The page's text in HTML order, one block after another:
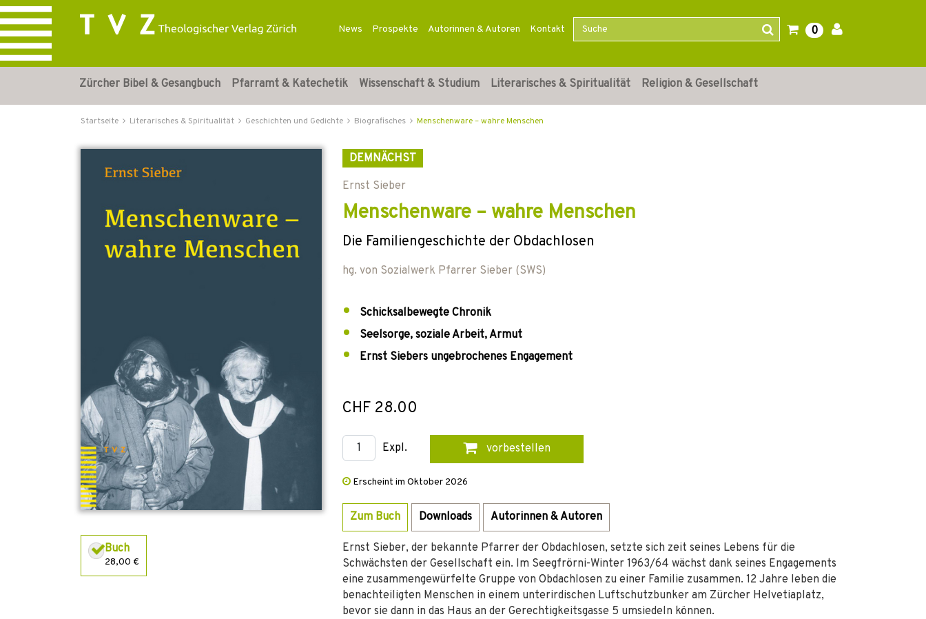
News Prospekte Autorinnen & Autoren Kontakt 0
Zürcher Bibel & Gesangbuch Pfarramt & Katechetik Wissenschaft & Studium Literarisches & Spiritualität Religion & Gesellschaft
Startseite Literarisches & Spiritualität Geschichten und Gedichte Biografisches Menschenware – wahre Menschen
Buch
28,00 €
DEMNÄCHST
Ernst Sieber
Menschenware – wahre Menschen
Die Familiengeschichte der Obdachlosen
hg. von Sozialwerk Pfarrer Sieber (SWS)
Schicksalbewegte Chronik
Seelsorge, soziale Arbeit, Armut
Ernst Siebers ungebrochenes Engagement
CHF 28.00
Expl. vorbestellen
Erscheint im Oktober 2026
Zum Buch Downloads Autorinnen & Autoren
Ernst Sieber, der bekannte Pfarrer der Obdachlosen, setzte sich zeit seines Lebens für die
Schwächsten der Gesellschaft ein. Im Seegfrörni-Winter 1963/64 wächst dank seines Engagements
eine zusammengewürfelte Gruppe von Obdachlosen zu einer Familie zusammen. 12 Jahre leben die
benachteiligten Menschen in einem unterirdischen Luftschutzbunker am Zürcher Helvetiaplatz,
bevor sie dann in das Haus an der Gerechtigkeitsgasse 5 umsiedeln können.